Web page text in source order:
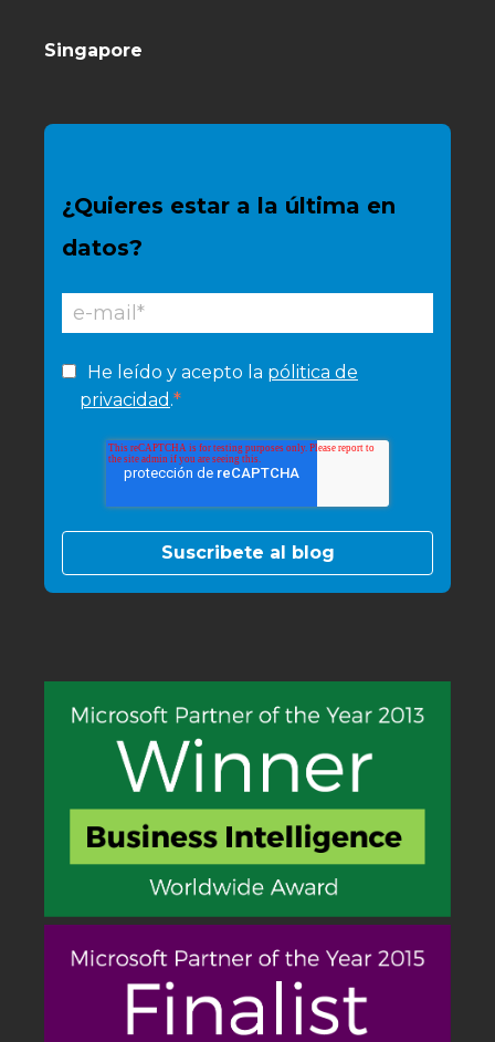
Singapore
¿Quieres estar a la última en
datos?
He leído y acepto la pólitica de
privacidad .*